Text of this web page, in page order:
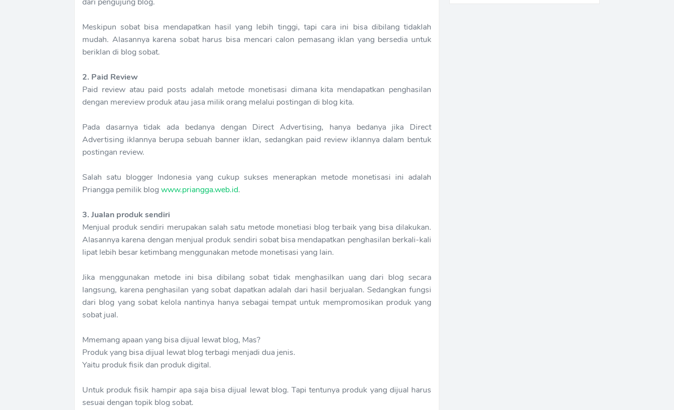
Meskipun sobat bisa mendapatkan hasil yang lebih tinggi, tapi cara ini bisa dibilang tidaklah
mudah. Alasannya karena sobat harus bisa mencari calon pemasang iklan yang bersedia untuk
beriklan di blog sobat.
2. Paid Review
Paid review atau paid posts adalah metode monetisasi dimana kita mendapatkan penghasilan
dengan mereview produk atau jasa milik orang melalui postingan di blog kita.
Pada dasarnya tidak ada bedanya dengan Direct Advertising, hanya bedanya jika Direct
Advertising iklannya berupa sebuah banner iklan, sedangkan paid review iklannya dalam bentuk
postingan review.
Salah satu blogger Indonesia yang cukup sukses menerapkan metode monetisasi ini adalah
Priangga pemilik blogwww.priangga.web.id.
3. Jualan produk sendiri
Menjual produk sendiri merupakan salah satu metode monetiasi blog terbaik yang bisa dilakukan.
Alasannya karena dengan menjual produk sendiri sobat bisa mendapatkan penghasilan berkali-kali
lipat lebih besar ketimbang menggunakan metode monetisasi yang lain.
Jika menggunakan metode ini bisa dibilang sobat tidak menghasilkan uang dari blog secara
langsung, karena penghasilan yang sobat dapatkan adalah dari hasil berjualan. Sedangkan fungsi
dari blog yang sobat kelola nantinya hanya sebagai tempat untuk mempromosikan produk yang
sobat jual.
Mmemang apaan yang bisa dijual lewat blog, Mas?
Produk yang bisa dijual lewat blog terbagi menjadi dua jenis.
Yaitu produk fisik dan produk digital.
Untuk produk fisik hampir apa saja bisa dijual lewat blog. Tapi tentunya produk yang dijual harus
sesuai dengan topik blog sobat.